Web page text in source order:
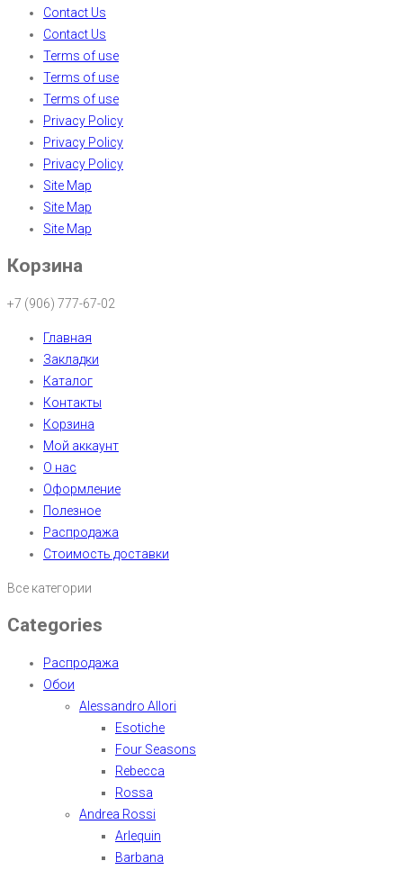
Contact Us
Contact Us
Terms of use
Terms of use
Terms of use
Privacy Policy
Privacy Policy
Privacy Policy
Site Map
Site Map
Site Map
Корзина
+7 (906) 777-67-02
Главная
Закладки
Каталог
Контакты
Корзина
Мой аккаунт
О нас
Оформление
Полезное
Распродажа
Стоимость доставки
Все категории
Categories
Распродажа
Обои
Alessandro Allori
Esotiche
Four Seasons
Rebecca
Rossa
Andrea Rossi
Arlequin
Barbana